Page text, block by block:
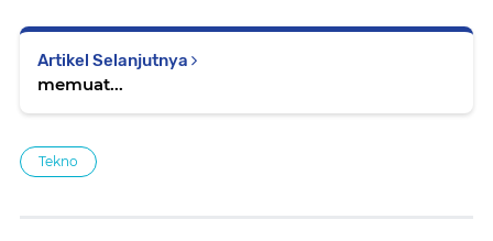
Artikel Selanjutnya
memuat...
Tekno